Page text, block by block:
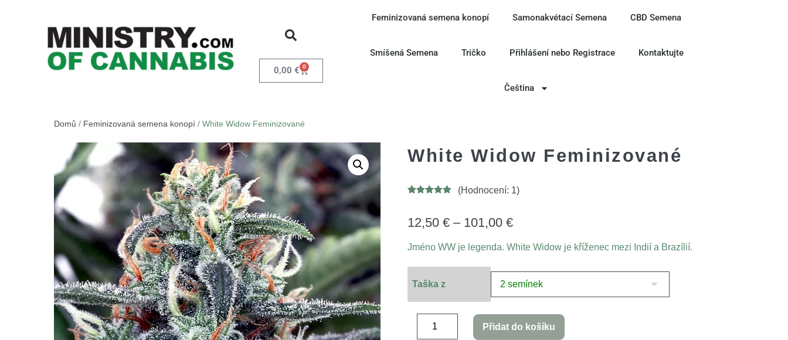
0,00 € 0
Feminizovaná semena konopí Samonakvétací Semena CBD Semena
Smíšená Semena Tričko Přihlášení nebo Registrace Kontaktujte
Čeština
Domů / Feminizovaná semena konopí / White Widow Feminizované
White Widow Feminizované
základě
hodnocení
(Hodnocení: 1)
12,50€ – 101,00€
Jméno WW je legenda. White Widow je kříženec mezi Indií a Brazílií.
Taška z
Přidat do košíku